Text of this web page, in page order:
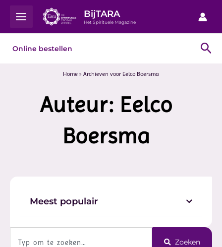
BijTARA
Het Spirituele Magazine
Online bestellen
Home » Archieven voor Eelco Boersma
Auteur: Eelco
Boersma
Meest populair
Zoeken